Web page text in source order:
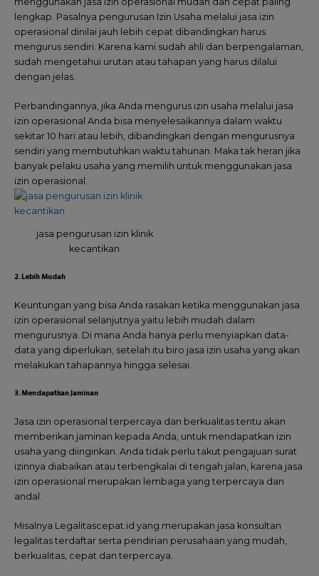
lengkap. Pasalnya pengurusan Izin Usaha melalui jasa izin
operasional dinilai jauh lebih cepat dibandingkan harus
mengurus sendiri. Karena kami sudah ahli dan berpengalaman,
sudah mengetahui urutan atau tahapan yang harus dilalui
dengan jelas.
Perbandingannya, jika Anda mengurus izin usaha melalui jasa
izin operasional Anda bisa menyelesaikannya dalam waktu
sekitar 10 hari atau lebih, dibandingkan dengan mengurusnya
sendiri yang membutuhkan waktu tahunan. Maka tak heran jika
banyak pelaku usaha yang memilih untuk menggunakan jasa
izin operasional.
jasa pengurusan izin klinik
kecantikan
2. Lebih Mudah
Keuntungan yang bisa Anda rasakan ketika menggunakan jasa
izin operasional selanjutnya yaitu lebih mudah dalam
mengurusnya. Di mana Anda hanya perlu menyiapkan data-
data yang diperlukan, setelah itu biro jasa izin usaha yang akan
melakukan tahapannya hingga selesai.
3. Mendapatkan Jaminan
Jasa izin operasional terpercaya dan berkualitas tentu akan
memberikan jaminan kepada Anda, untuk mendapatkan izin
usaha yang diinginkan. Anda tidak perlu takut pengajuan surat
izinnya diabaikan atau terbengkalai di tengah jalan, karena jasa
izin operasional merupakan lembaga yang terpercaya dan
andal.
Misalnya Legalitascepat.id yang merupakan jasa konsultan
legalitas terdaftar serta pendirian perusahaan yang mudah,
berkualitas, cepat dan terpercaya.